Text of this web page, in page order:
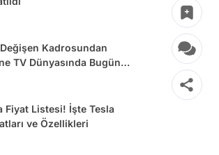
Kadrosundan
TV Dünyasında Bugün
Fiyat Listesi! İşte Tesla
ve Özellikleri